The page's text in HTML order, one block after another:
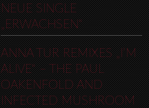
NEUE SINGLE
„ERWACHSEN“
ANNA TUR REMIXES „I’M
ALIVE“ – THE PAUL
OAKENFOLD AND
INFECTED MUSHROOM